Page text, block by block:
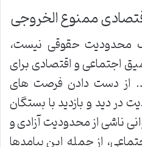
ممنوع الخروجی
محدودیت حقوقی نیست،
اجتماعی و اقتصادی برای
از دست دادن فرصت های
دید و بازدید با بستگان
ناشی از محدودیت آزادی و